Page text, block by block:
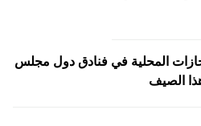
المحلية في فنادق دول مجلس
الصيف